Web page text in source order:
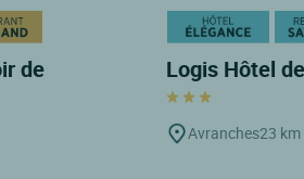
de
Logis Hôtel
Avranches23 km